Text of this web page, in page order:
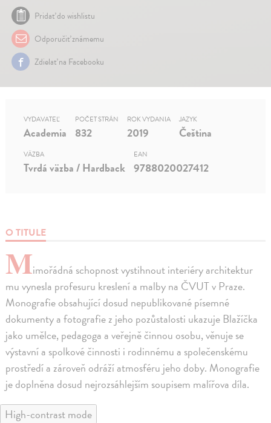
Pridať do wishlistu
Odporučiť známemu
Zdielať na Facebooku
O TITULE
Mimořádná schopnost vystihnout interiéry architektur
mu vynesla profesuru kreslení a malby na ČVUT v Praze.
Monografie obsahující dosud nepublikované písemné
dokumenty a fotografie z jeho pozůstalosti ukazuje Blažíčka
jako umělce, pedagoga a veřejně činnou osobu, věnuje se
výstavní a spolkové činnosti i rodinnému a společenskému
prostředí a zároveň odráží atmosféru jeho doby. Monografie
je doplněna dosud nejrozsáhlejším soupisem malířova díla.
VYDAVATEĽ
Academia
POČET STRÁN
832
ROK VYDANIA
2019
JAZYK
Čeština
VÄZBA
Tvrdá väzba / Hardback
EAN
9788020027412
High-contrast mode